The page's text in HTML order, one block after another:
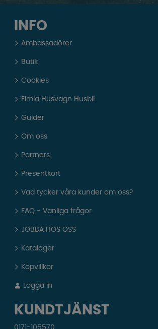
INFO
Ambassadörer
Butik
Cookies
Elmia Husvagn Husbil
Guider
Om oss
Partners
Presentkort
Vad tycker våra kunder om oss?
FAQ - Vanliga frågor
JOBBA HOS OSS
Kataloger
Köpvillkor
Logga in
KUNDTJÄNST